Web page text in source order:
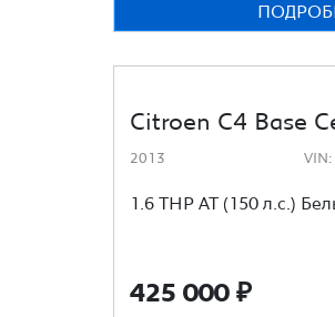
Citroen C4 Base
2013
1.6 THP AT (150 л.с.)
425 000 ₽